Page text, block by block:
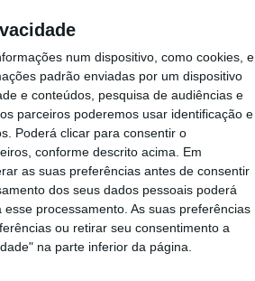
num dispositivo, como cookies, e
padrão enviadas por um dispositivo
e conteúdos, pesquisa de audiências e
parceiros poderemos usar identificação e
Poderá clicar para consentir o
conforme descrito acima. Em
as suas preferências antes de consentir
dos seus dados pessoais poderá
processamento. As suas preferências
ou retirar seu consentimento a
na parte inferior da página.
e
a Merck
de
um
do